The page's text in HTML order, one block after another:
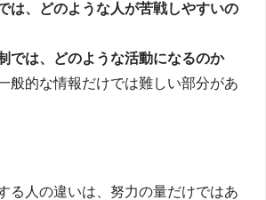
は、どのような人が苦戦しやすいの
では、どのような活動になるのか
般的な情報だけでは難しい部分があ
る人の違いは、努力の量だけではあ